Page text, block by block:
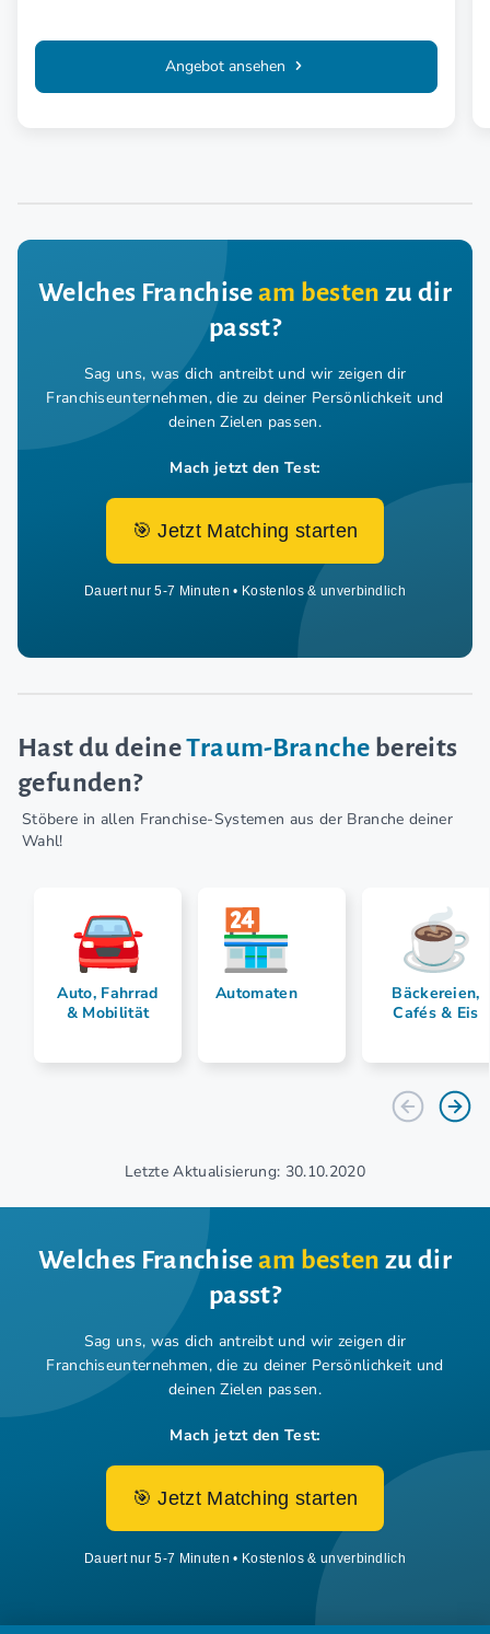
Angebot ansehen
Welches Franchiseam besten zu dir
passt?
Sag uns, was dich antreibt und wir zeigen dir
Franchiseunternehmen, die zu deiner Persönlichkeit und
deinen Zielen passen.
Mach jetzt den Test:
🎯 Jetzt Matching starten
Dauert nur 5-7 Minuten • Kostenlos & unverbindlich
Hast du deineTraum-Branche bereits
gefunden?
Stöbere in allen Franchise-Systemen aus der Branche deiner
Wahl!
Auto, Fahrrad
& Mobilität
Automaten
Bäckereien,
Cafés & Eis
Letzte Aktualisierung: 30.10.2020
Welches Franchiseam besten zu dir
passt?
Sag uns, was dich antreibt und wir zeigen dir
Franchiseunternehmen, die zu deiner Persönlichkeit und
deinen Zielen passen.
Mach jetzt den Test:
🎯 Jetzt Matching starten
Dauert nur 5-7 Minuten • Kostenlos & unverbindlich